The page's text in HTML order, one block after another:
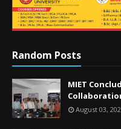
Random Posts
MIET
August 03,